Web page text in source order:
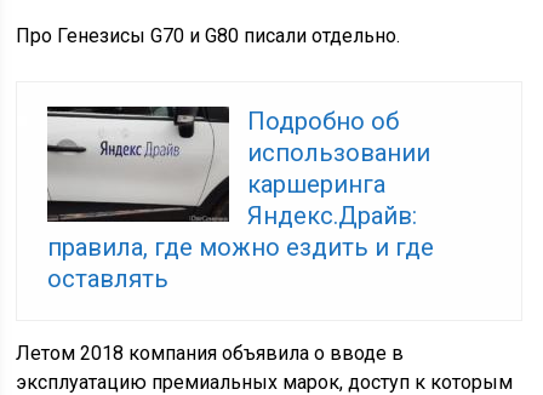
Про Генезисы G70 и G80 писали отдельно.
Подробно об
использовании
каршеринга
Яндекс.Драйв:
правила, где можно ездить и где
оставлять
Летом 2018 компания объявила о вводе в
эксплуатацию премиальных марок, доступ к которым